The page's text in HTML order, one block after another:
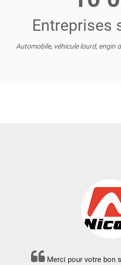
Entreprises
Automobile, véhicule lourd, engin
Merci pour votre bon